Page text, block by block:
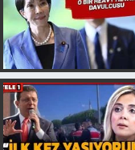
Türkiye'nin
Türkiye'nin
Yerel Gündem
Yerel Yaşam